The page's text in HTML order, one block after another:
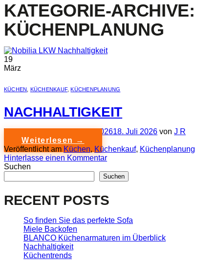
KATEGORIE-ARCHIVE:
KÜCHENPLANUNG
19
März
KÜCHEN KÜCHENKAUF,KÜCHENPLANUNG
NACHHALTIGKEIT
Veröffentlicht am 19. März 202618. Juli 2026 von J R
Weiterlesen
→
Veröffentlicht am Küchen, Küchenkauf, Küchenplanung
Hinterlasse einen Kommentar
Suchen
Suchen
RECENT POSTS
So finden Sie das perfekte Sofa
Miele Backofen
BLANCO Küchenarmaturen im Überblick
Nachhaltigkeit
Küchentrends